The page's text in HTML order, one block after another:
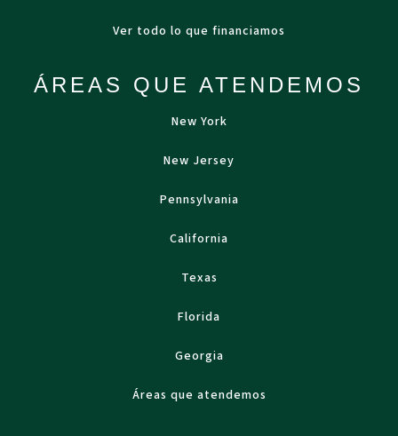
Ver todo lo que financiamos
ÁREAS QUE ATENDEMOS
New York
New Jersey
Pennsylvania
California
Texas
Florida
Georgia
Áreas que atendemos